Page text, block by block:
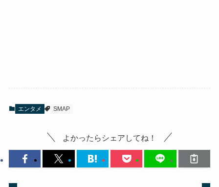
エンタメ SMAP
よかったらシェアしてね！